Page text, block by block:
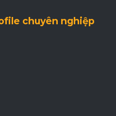
chuyên nghiệp